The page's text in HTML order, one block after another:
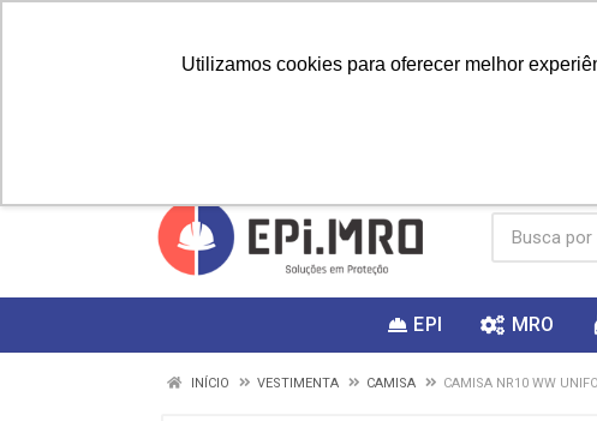
Utilizamos cookies para oferecer melhor
EPI MRO
INÍCIO VESTIMENTA CAMISA CAMISA NR10 WW